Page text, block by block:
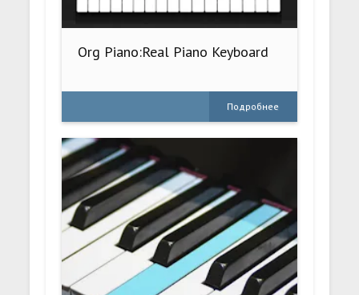
Org Piano:Real Piano Keyboard
Подробнее